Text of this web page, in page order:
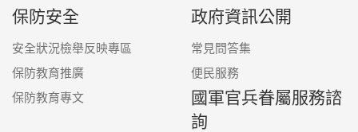
保防安全
安全狀況檢舉反映專區
保防教育推廣
保防教育專文
政府資訊公開
常見問答集
便民服務
國軍官兵眷屬服務諮
詢